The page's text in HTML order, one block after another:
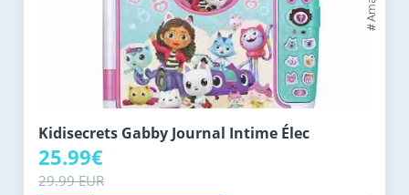
Kidisecrets Gabby Journal Intime Élec
25.99€
29.99 EUR